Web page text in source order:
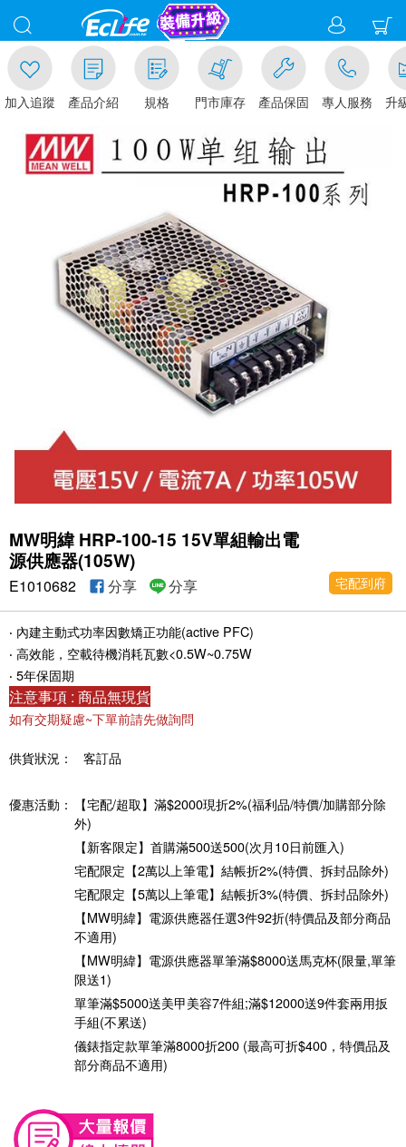
加入追蹤 產品介紹 規格 門市庫存 產品保固 專人服務 升
MW明緯 HRP-100-15 15V單組輸出電
源供應器(105W)
宅配到府
E1010682 分享 分享
‧ 內建主動式功率因數矯正功能(active PFC)
‧ 高效能，空載待機消耗瓦數<0.5W~0.75W
‧ 5年保固期
注意事項 : 商品無現貨
如有交期疑慮~下單前請先做詢問
供貨狀況： 客訂品
優惠活動：
【宅配/超取】滿$2000現折2%(福利品/特價/加購部分除
外)
【新客限定】首購滿500送500(次月10日前匯入)
宅配限定【2萬以上筆電】結帳折2%(特價、拆封品除外)
宅配限定【5萬以上筆電】結帳折3%(特價、拆封品除外)
【MW明緯】電源供應器任選3件92折(特價品及部分商品
不適用)
【MW明緯】電源供應器單筆滿$8000送馬克杯(限量,單筆
限送1)
單筆滿$5000送美甲美容7件組;滿$12000送9件套兩用扳
手組(不累送)
儀錶指定款單筆滿8000折200 (最高可折$400，特價品及
部分商品不適用)